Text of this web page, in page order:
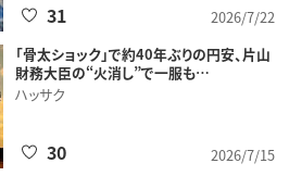
2026/7/22
31
「骨太ショック」で約40年ぶりの円安、片山
財務大臣の“火消し”で一服も…
ハッサク
2026/7/15
30